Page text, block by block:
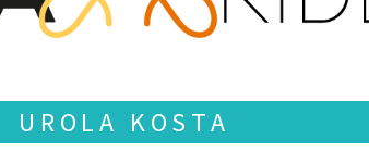
UROLA KOSTA